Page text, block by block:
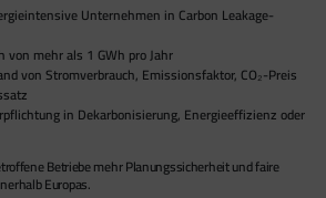
Unternehmen in Carbon Leakage-
von mehr als 1 GWh pro Jahr
von Stromverbrauch, Emissionsfaktor, CO₂-Preis
in Dekarbonisierung, Energieeffizienz oder
Betriebe mehr Planungssicherheit und faire
Europas.